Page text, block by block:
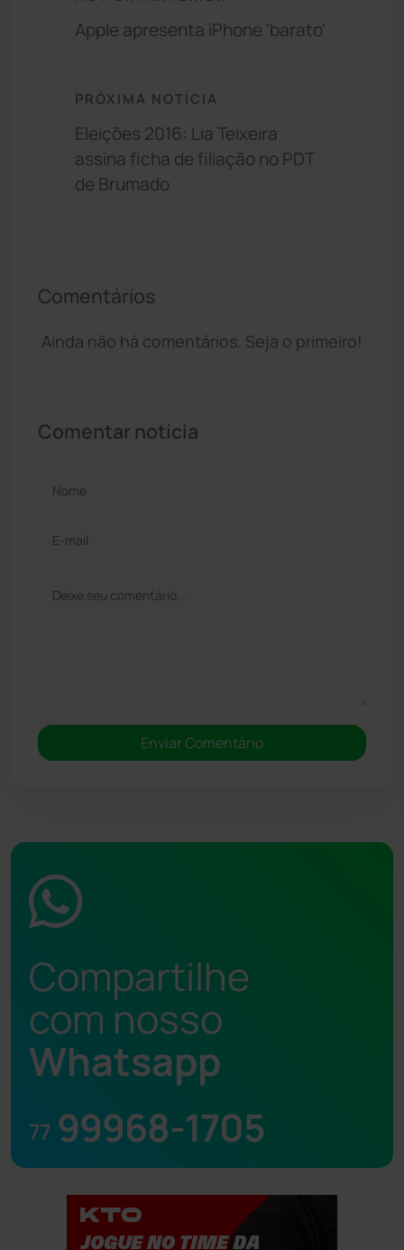
Apple apresenta iPhone 'barato'
PRÓXIMA NOTÍCIA
Eleições 2016: Lia Teixeira
assina ficha de filiação no PDT
de Brumado
Comentários
Ainda não há comentários. Seja o primeiro!
Comentar notícia
Compartilhe
com nosso
Whatsapp
77 99968-1705